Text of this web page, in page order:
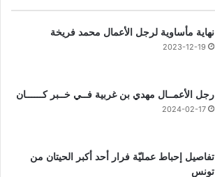
نهاية مأساوية لرجل الأعمال محمد فريخة
2023-12-19
رجل الأعمــال مهدي بن غربية فــي خــبر كــــــان
2024-02-17
تفاصيل إحباط عمليّة فرار أحد أكبر الحيتان من
تونس